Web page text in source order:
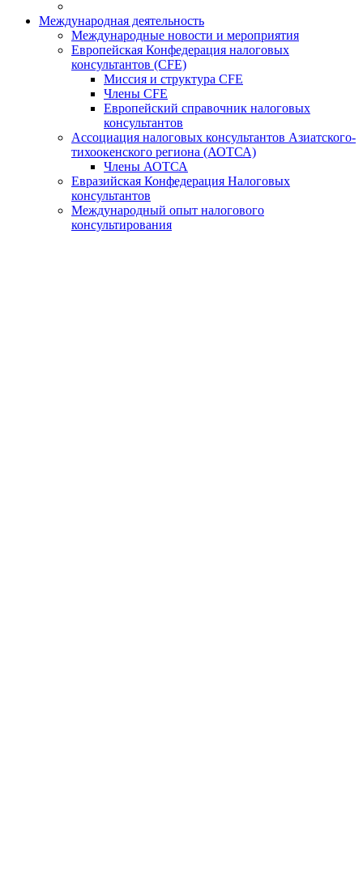
Международная деятельность
Международные новости и мероприятия
Европейская Конфедерация налоговых
консультантов (CFE)
Миссия и структура CFE
Члены CFE
Европейский справочник налоговых
консультантов
Ассоциация налоговых консультантов Азиатского-
тихоокенского региона (АОТСА)
Члены АОТСА
Евразийская Конфедерация Налоговых
консультантов
Международный опыт налогового
консультирования